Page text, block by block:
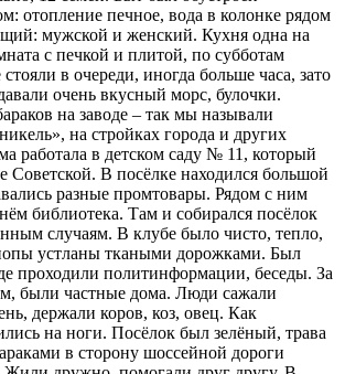
отопление печное, вода в колонке рядом
мужской и женский. Кухня одна на
с печкой и плитой, по субботам
в очереди, иногда больше часа, зато
очень вкусный морс, булочки.
на заводе – так мы называли
на стройках города и других
работала в детском саду № 11, который
Советской. В посёлке находился большой
разные промтовары. Рядом с ним
библиотека. Там и собирался посёлок
случаям. В клубе было чисто, тепло,
устланы ткаными дорожками. Был
проходили политинформации, беседы. За
были частные дома. Люди сажали
держали коров, коз, овец. Как
на ноги. Посёлок был зелёный, трава
в сторону шоссейной дороги